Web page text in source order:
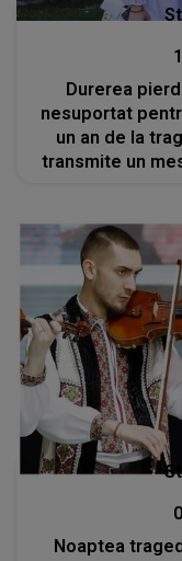
Durerea
nesuportat
un an de la
transmite un
Noaptea